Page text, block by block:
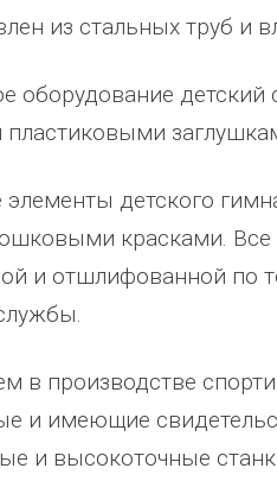
На протяжении многих
детское спортивное
наших
дворов и 84
из стальных труб и
оборудование
элементы детского
красками. Все
и отшлифованной по
в производстве
и имеющие
и высокоточные